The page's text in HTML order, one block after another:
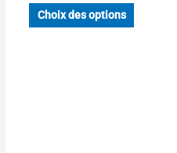
Choix des options
page